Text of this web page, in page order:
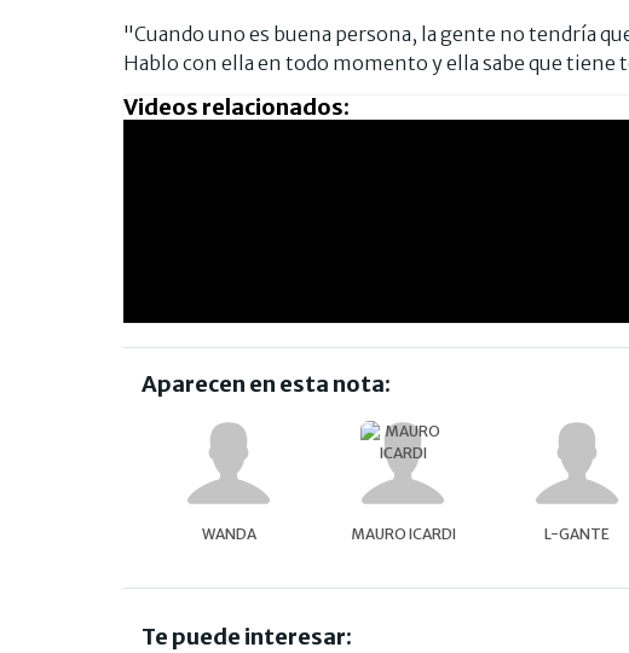
"Cuando uno es buena persona, la gente no tendría
Hablo con ella en todo momento y ella sabe que tiene
Videos relacionados:
Aparecen en esta nota:
WANDA MAURO ICARDI L-GANTE
Te puede interesar: